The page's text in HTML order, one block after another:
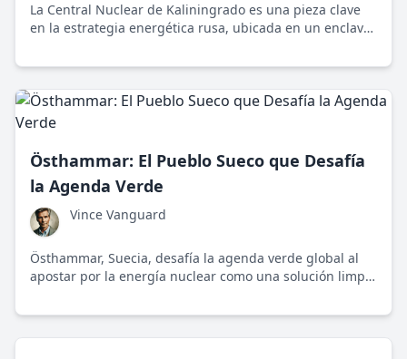
La Central Nuclear de Kaliningrado es una pieza clave
en la estrategia energética rusa, ubicada en un enclave
su desarrollo tecnológico nuclear.
Östhammar: El Pueblo Sueco que Desafía
la Agenda Verde
Vince Vanguard
Östhammar, Suecia, desafía la agenda verde global al
apostar por la energía nuclear como una solución limpia